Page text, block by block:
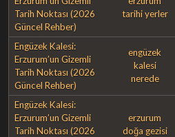
Tarih Noktası (2026
Güncel Rehber)
tarihi yerler
Engüzek Kalesi:
Erzurum’un Gizemli
Tarih Noktası (2026
Güncel Rehber)
engüzek
kalesi
nerede
Engüzek Kalesi:
Erzurum’un Gizemli
Tarih Noktası (2026
erzurum
doğa gezisi